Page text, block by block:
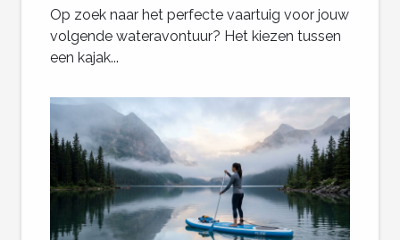
Op zoek naar het perfecte vaartuig voor jouw
volgende wateravontuur? Het kiezen tussen
een kajak...